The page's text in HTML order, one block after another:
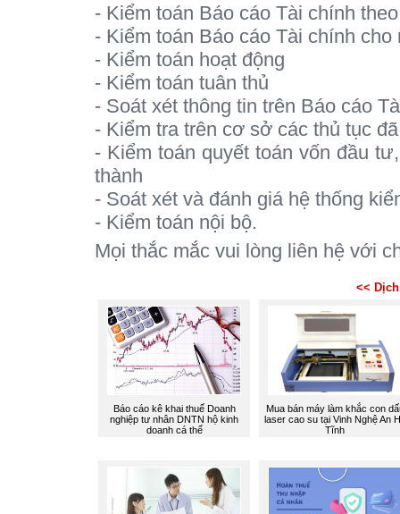
- Kiểm toán Báo cáo Tài chính
- Kiểm toán Báo cáo Tài chính
- Kiểm toán hoạt động
- Kiểm toán tuân thủ
- Soát xét thông tin trên Báo cáo
- Kiểm tra trên cơ sở các thủ tục
- Kiểm toán quyết toán vốn đầu
thành
- Soát xét và đánh giá hệ thống
- Kiểm toán nội bộ.
Mọi thắc mắc vui lòng liên hệ với
<<
Báo cáo kê khai thuế Doanh
nghiệp tư nhân DNTN hộ kinh
doanh cá thể
Mua bán máy làm khắc con
laser cao su tại Vinh Nghệ An
Tĩnh